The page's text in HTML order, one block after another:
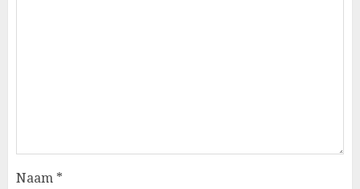
Naam *